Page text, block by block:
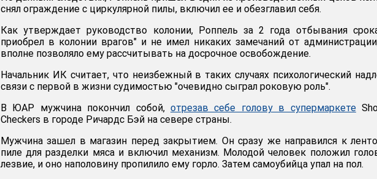
снял ограждение с циркулярной пилы, включил ее и обезглавил себя.
Как утверждает руководство колонии, Роппель за 2 года отбывания
приобрел в колонии врагов" и не имел никаких замечаний от
вполне позволяло ему рассчитывать на досрочное освобождение.
Начальник ИК считает, что неизбежный в таких случаях психологический
связи с первой в жизни судимостью "очевидно сыграл роковую роль".
В ЮАР мужчина покончил собой, отрезав себе голову в супермаркете
Checkers в городе Ричардс Бэй на севере страны.
Мужчина зашел в магазин перед закрытием. Он сразу же направился к
пиле для разделки мяса и включил механизм. Молодой человек положил
лезвие, и оно наполовину пропилило ему горло. Затем самоубийца упал на пол.